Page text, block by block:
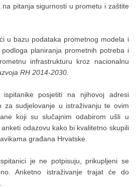
pitanja sigurnosti u prometu i zaštite
u bazu podataka prometnog modela i
planiranja prometnih potreba i
infrastrukturu kroz nacionalnu
RH 2014-2030.
posjetiti na njihovoj adresi
za sudjelovanje u istraživanju te ovim
koji su slučajnim odabirom ušli u
odazovu kako bi kvalitetno skupili
građana Hrvatske.
je ne potpisuju, prikupljeni se
Anketno istraživanje trajat će do